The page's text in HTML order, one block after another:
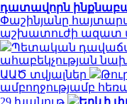
դատավորն
Փաշինյանը
աշխատուժի ազատ
Պետական
ահաբեկչության
ԱԱԾ տվյալներ
ամբողջությամբ
29 խանութ
Երևի